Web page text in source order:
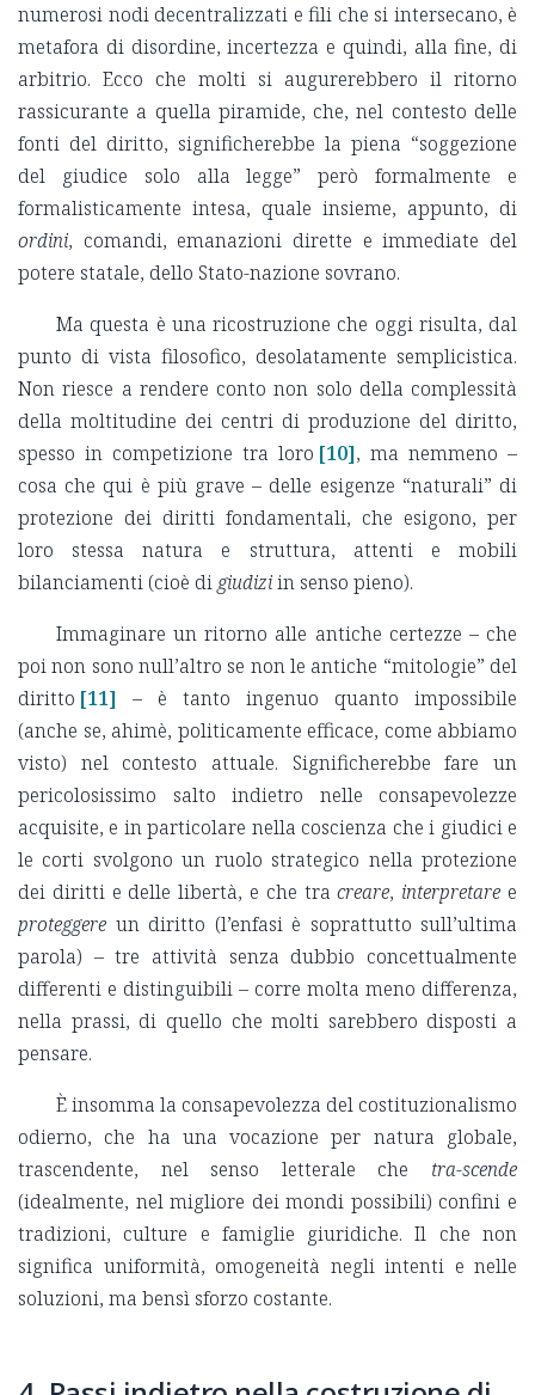
numerosi nodi decentralizzati e fili che si intersecano, è
metafora di disordine, incertezza e quindi, alla fine, di
arbitrio. Ecco che molti si augurerebbero il ritorno
rassicurante a quella piramide, che, nel contesto delle
fonti del diritto, significherebbe la piena “soggezione
del giudice solo alla legge” però formalmente e
formalisticamente intesa, quale insieme, appunto, di
ordini, comandi, emanazioni dirette e immediate del
potere statale, dello Stato-nazione sovrano.
Ma questa è una ricostruzione che oggi risulta, dal
punto di vista filosofico, desolatamente semplicistica.
Non riesce a rendere conto non solo della complessità
della moltitudine dei centri di produzione del diritto,
spesso in competizione tra loro [10], ma nemmeno –
cosa che qui è più grave – delle esigenze “naturali” di
protezione dei diritti fondamentali, che esigono, per
loro stessa natura e struttura, attenti e mobili
bilanciamenti (cioè digiudiziin senso pieno).
Immaginare un ritorno alle antiche certezze – che
poi non sono null’altro se non le antiche “mitologie” del
diritto [11] – è tanto ingenuo quanto impossibile
(anche se, ahimè, politicamente efficace, come abbiamo
visto) nel contesto attuale. Significherebbe fare un
pericolosissimo salto indietro nelle consapevolezze
acquisite, e in particolare nella coscienza che i giudici e
le corti svolgono un ruolo strategico nella protezione
dei diritti e delle libertà, e che tracreare, interpretare e
proteggere un diritto (l’enfasi è soprattutto sull’ultima
parola) – tre attività senza dubbio concettualmente
differenti e distinguibili – corre molta meno differenza,
nella prassi, di quello che molti sarebbero disposti a
pensare.
È insomma la consapevolezza del costituzionalismo
odierno, che ha una vocazione per natura globale,
trascendente, nel senso letterale che tra-scende
(idealmente, nel migliore dei mondi possibili) confini e
tradizioni, culture e famiglie giuridiche. Il che non
significa uniformità, omogeneità negli intenti e nelle
soluzioni, ma bensì sforzo costante.